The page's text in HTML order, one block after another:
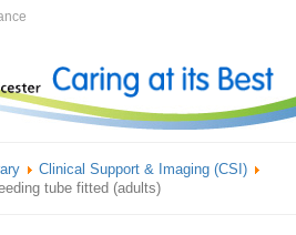
Clinical Support & Imaging (CSI)
tube fitted (adults)